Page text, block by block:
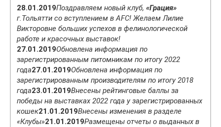
28.01.2019Поздравляем новый клуб, «Грация»
г.Тольятти со вступлением в AFC! Желаем Лилие
Викторовне больших успехов в фелинологической
работе и красочных выставок!
27.01.2019Обновлена информация по
зарегистрированным питомникам по итогу 2022
года27.01.2019Обновлена информация по
зарегистрированным производителям по итогу 2018
года23.01.2019Внесены рейтинговые баллы за
победы на выставках 2022 года у зарегистрированных
кошек21.01.2019Внесены изменения в разделе
«Клубы»21.01.2019Размещены отчеты о выданных в